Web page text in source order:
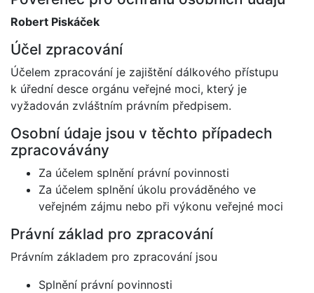
Robert Piskáček
Účel zpracování
Účelem zpracování je zajištění dálkového přístupu
k úřední desce orgánu veřejné moci, který je
vyžadován zvláštním právním předpisem.
Osobní údaje jsou v těchto případech
zpracovávány
Za účelem splnění právní povinnosti
Za účelem splnění úkolu prováděného ve
veřejném zájmu nebo při výkonu veřejné moci
Právní základ pro zpracování
Právním základem pro zpracování jsou
Splnění právní povinnosti